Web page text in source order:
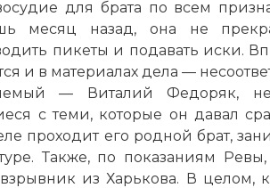
для брата по всем
месяц назад, она не
пикеты и подавать иски.
и в материалах дела —
— Виталий Федоряк,
с теми, которые он давал
проходит его родной брат,
Также, по показаниям
взрывник из Харькова. В целом,